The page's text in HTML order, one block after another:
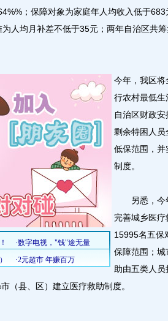
；保障对象为家庭年人均收入低于683
人均月补差不低于35元；两年自治区共
今年，我区
行农村最低生
自治区财政
剩余特困人
低保范围，
制度。
另悉，今
完善城乡医疗
15995名五保
保障范围；城
助由五类人
（县、区）建立医疗救助制度。